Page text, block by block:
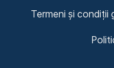
Termeni și condiții